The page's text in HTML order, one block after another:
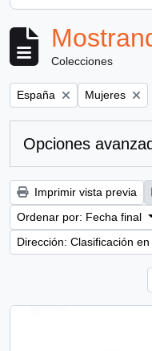
Colecciones
Remove filter:
España Remove filter:
Mujeres
Opciones
Imprimir vista previa
Ordenar por: Fecha final
Dirección: Clasificación